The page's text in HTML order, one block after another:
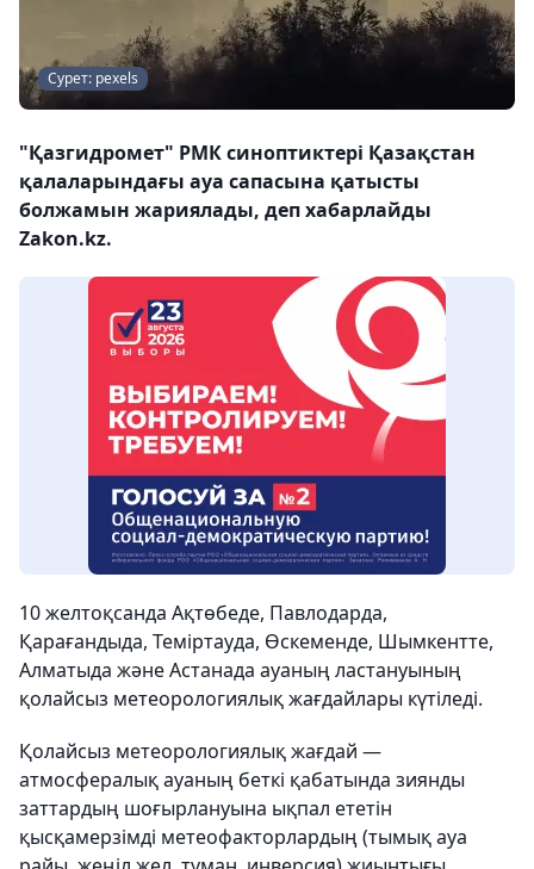
Сурет: pexels
"Қазгидромет" РМК синоптиктері Қазақстан
қалаларындағы ауа сапасына қатысты
болжамын жариялады, деп хабарлайды
Zakon.kz.
10 желтоқсанда Ақтөбеде, Павлодарда,
Қарағандыда, Теміртауда, Өскеменде, Шымкентте,
Алматыда және Астанада ауаның ластануының
қолайсыз метеорологиялық жағдайлары күтіледі.
Қолайсыз метеорологиялық жағдай —
атмосфералық ауаның беткі қабатында зиянды
заттардың шоғырлануына ықпал ететін
қысқамерзімді метеофакторлардың (тымық ауа